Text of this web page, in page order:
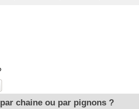
chaine ou par pignons ?